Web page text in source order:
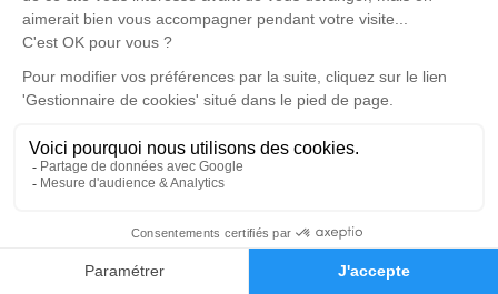
Faire-part Hommages
Un service de plantation d’arbre hommage est
disponible ici.
Je rends hommage
Cérémonie religieuse
Église de Corneilla-Del-Vercol
66200 Corneilla-Del-Vercol